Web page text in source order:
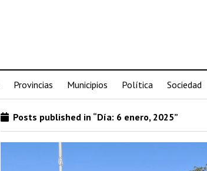
Provincias Municipios Política Sociedad
Posts published in “Día: 6 enero, 2025”